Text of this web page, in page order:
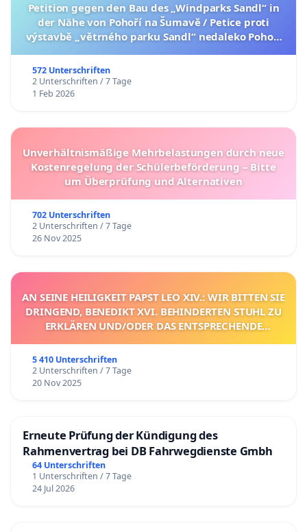
Petition gegen den Bau des „Windparks Sandl“ in
der Nähe von Pohoří na Šumavě / Petice proti
výstavbě „větrného parku Sandl“ nedaleko Pohoří
572 Unterschriften
2 Unterschriften / 7 Tage
1 Feb 2026
Unverhältnismäßige Mehrbelastungen durch neue
Kostenregelung der Schülerbeförderung – Bitte
um Überprüfung und Alternativen
702 Unterschriften
2 Unterschriften / 7 Tage
26 Nov 2025
AN SEINE HEILIGKEIT PAPST LEO XIV.: WIR BITTEN SIE
DRINGEND, BENEDIKT XVI. BEHINDERTEN STUHL ZU
ERKLÄREN UND/ODER DAS ENTSPRECHENDE
5 410 Unterschriften
2 Unterschriften / 7 Tage
20 Nov 2025
Erneute Prüfung der Kündigung des
Rahmenvertrag bei DB Fahrwegdienste Gmbh
64 Unterschriften
1 Unterschriften / 7 Tage
24 Jul 2026